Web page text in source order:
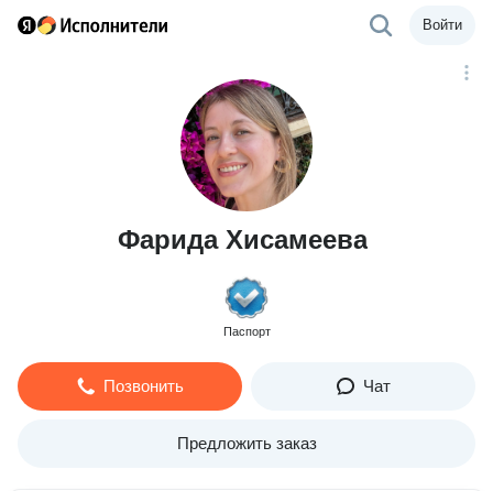
Войти
Фарида Хисамеева
Паспорт
Позвонить Чат
Предложить заказ